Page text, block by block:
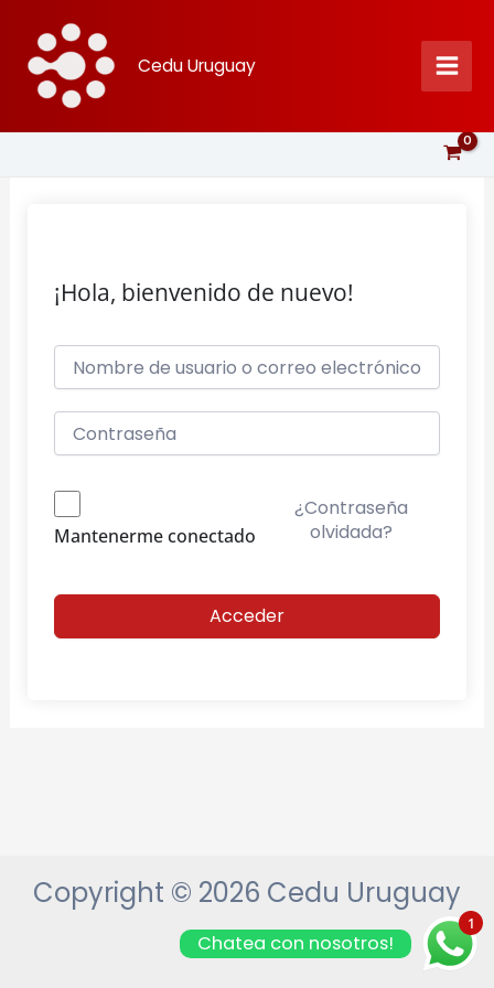
contenido
Cedu Uruguay
¡Hola, bienvenido de nuevo!
Mantenerme conectado
¿Contraseña
olvidada?
Acceder
Copyright © 2026 Cedu Uruguay
1
Chatea con nosotros!